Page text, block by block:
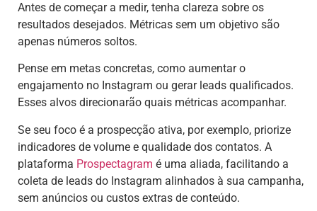
Antes de começar a medir, tenha clareza sobre os
resultados desejados. Métricas sem um objetivo são
apenas números soltos.
Pense em metas concretas, como aumentar o
engajamento no Instagram ou gerar leads qualificados.
Esses alvos direcionarão quais métricas acompanhar.
Se seu foco é a prospecção ativa, por exemplo, priorize
indicadores de volume e qualidade dos contatos. A
plataforma Prospectagram é uma aliada, facilitando a
coleta de leads do Instagram alinhados à sua campanha,
sem anúncios ou custos extras de conteúdo.